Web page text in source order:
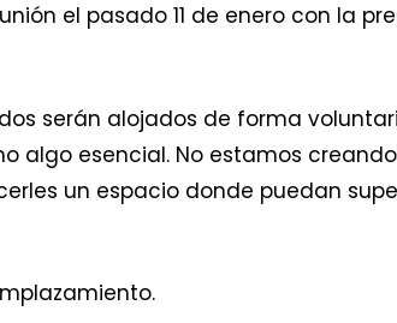
el pasado 11 de enero con la
serán alojados de forma
algo esencial. No estamos
un espacio donde puedan